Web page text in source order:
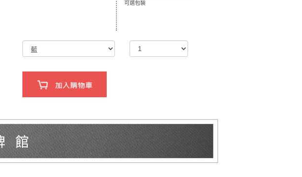
可選包裝